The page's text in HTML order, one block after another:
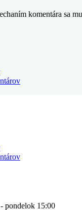
komentára sa
pondelok 15:00